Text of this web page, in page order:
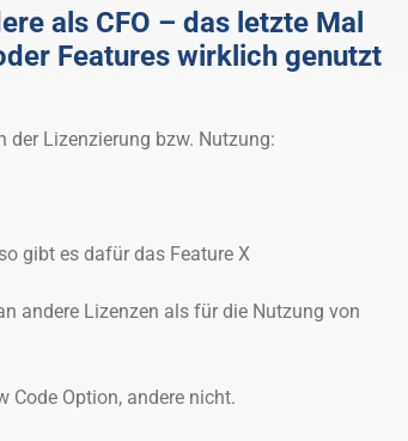
als CFO – das letzte Mal
Features wirklich genutzt
der Lizenzierung bzw. Nutzung:
gibt es dafür das Feature X
andere Lizenzen als für die Nutzung von
Code Option, andere nicht.